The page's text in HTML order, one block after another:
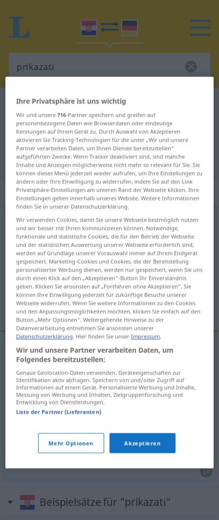
Kroatisch-Deutsch Wörterbuch
Kroatisch-Deutsch Übersetzung für
"prikazati"
"prikazati" Deutsch Übersetzung
„prikazati“
prikazati <prikažem> (-azivati)
Übersicht aller Übersetzungen
(Für mehr Details die Übersetzung anklicken/antippen)
darstellen, vorstellen, präsentieren,
vorführen, aufführen
besprechen rezensieren
darstellen prikazati
vorstellen,präsentieren prikazati
besprechenod rezensieren
aufführen prikazati THEAT
Beispielsätze für "prikazati"
Ihre Privatsphäre ist uns wichtig
Wir und unsere716-Partner speichern und greifen auf
personenbezogene Daten wie Browserdaten oder eindeutige
Kennungen auf Ihrem Gerät zu. Durch Auswahl von Akzeptieren
aktivieren Sie Tracking-Technologien für die unter „Wir und unsere
Partner verarbeiten Daten, um Ihnen Dienste bereitzustellen“
aufgeführten Zwecke. Wenn Tracker deaktiviert sind, sind manche
Inhalte und Anzeigen möglicherweise nicht mehr so relevant für Sie. Sie
können dieses Menü jederzeit wieder aufrufen, um Ihre Einstellungen zu
ändern oder Ihre Einwilligung zu widerrufen, indem Sie auf den Link
Privatsphäre-Einstellungen am unteren Rand der Webseite klicken. Ihre
Einstellungen gelten innerhalb unseres Website. Weitere Informationen
finden Sie in unserer Datenschutzerklärung.
Wir verwenden Cookies, damit Sie unsere Webseite bestmöglich nutzen
und wir besser mit Ihnen kommunizieren können. Notwendige,
funktionale und statistische Cookies, die für den Betrieb der Webseite
und der statistischen Auswertung unserer Webseite erforderlich sind,
werden auf Grundlage unserer Vorauswahl immer auf Ihrem Endgerät
gespeichert. Marketing-Cookies und Cookies, die der Bereitstellung
personalisierter Werbung dienen, werden nur gespeichert, wenn Sie uns
durch einen Klick auf den „Akzeptieren“-Button Ihr Einverständnis
geben. Klicken Sie ansonsten auf „Fortfahren ohne Akzeptieren“. Sie
können Ihre Einwilligung jederzeit für zukünftige Besuche unserer
Webseite widerrufen. Wenn Sie weitere Informationen zu den Cookies
und den Anpassungsmöglichkeiten möchten, klicken Sie einfach auf den
Button „Mehr Optionen“. Weitergehende Hinweise zu der
Datenverarbeitung entnehmen Sie ansonsten unserer
Datenschutzerklärung. Hier finden Sie unserImpressum.
Wir und unsere Partner verarbeiten Daten, um
Folgendes bereitzustellen:
Genaue Geolocation-Daten verwenden. Geräteeigenschaften zur
Identifikation aktiv abfragen. Speichern von und/oder Zugriff auf
Informationen auf einem Gerät. Personalisierte Werbung und Inhalte,
Messung von Werbung und Inhalten, Zielgruppenforschung und
Entwicklung von Dienstleistungen.
Liste der Partner (Lieferanten)
Mehr Optionen Akzeptieren